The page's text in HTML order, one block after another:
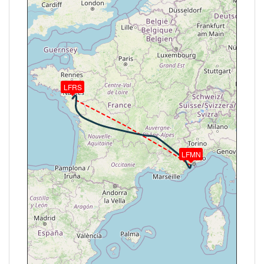
HDG 282° / TAT -48° / WIND 327/58kt
[13:17:12Z] L'appareil à 34790ft / KIAS 259kts / GS
404kts / HDG 282° / TAT -48° / WIND 330/57kt
[13:17:15Z] L'appareil en montée / KIAS 260kts / GS
404kts / VS 51FPM / ALT 34790ft / PITCH -2.44° /
HDG 282° / TAT -48° / WIND 328/57kt
[13:17:20Z] L'appareil à 34790ft / KIAS 259kts / GS
404kts / HDG 282° / TAT -48° / WIND 331/57kt
[13:17:26Z] L'appareil en montée / KIAS 261kts / GS
406kts / VS 53FPM / ALT 34800ft / PITCH -2.39° /
HDG 282° / TAT -48° / WIND 328/59kt
[13:17:29Z] L'appareil à 34800ft / KIAS 261kts / GS
406kts / HDG 282° / TAT -48° / WIND 328/59kt
[13:17:54Z] L'appareil en montée / KIAS 259kts / GS
406kts / VS 55FPM / ALT 34820ft / PITCH -2.42° /
HDG 282° / TAT -48° / WIND 331/60kt
[13:18:11Z] L'appareil à 34830ft / KIAS 259kts / GS
402kts / HDG 284° / TAT -48° / WIND 330/58kt
[13:18:14Z] L'appareil en montée / KIAS 258kts / GS
402kts / VS 54FPM / ALT 34840ft / PITCH -2.39° /
HDG 285° / TAT -48° / WIND 332/60kt
LFMN
LFRS